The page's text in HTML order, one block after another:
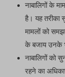
नाबालिगों के
है। यह तरीका
मामलों को
के बजाय उनके
नाबालिगों को
रहने का